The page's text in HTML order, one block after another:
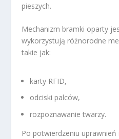
pieszych.
Mechanizm bramki oparty
wykorzystują różnorodne
takie jak:
karty RFID,
odciski palców,
rozpoznawanie twarzy.
Po potwierdzeniu